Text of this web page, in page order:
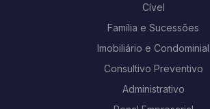
Cível
Família e Sucessões
Imobiliário e Condominial
Consultivo Preventivo
Administrativo